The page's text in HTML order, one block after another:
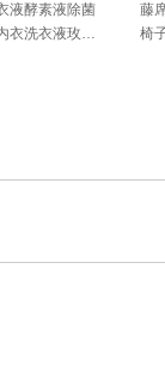
备美摩托车骑行服女
暴雨雨衣成人外穿分